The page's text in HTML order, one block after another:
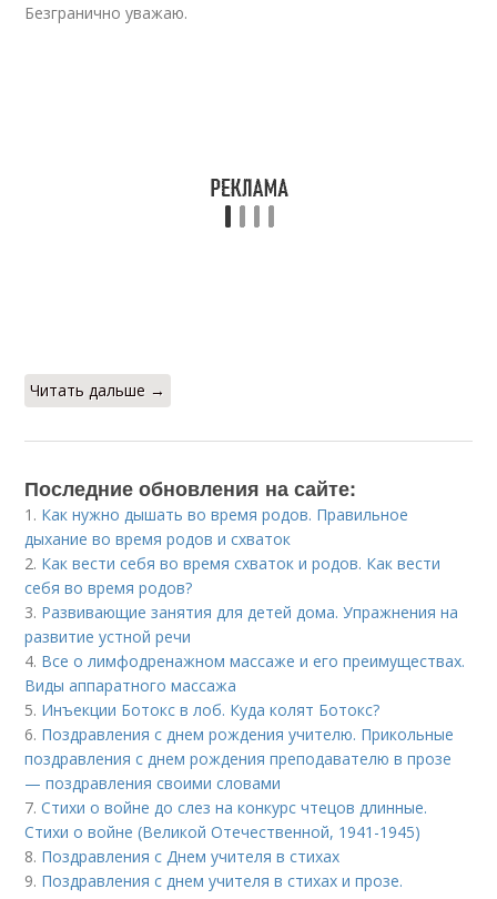
Безгранично уважаю.
Читать дальше →
Последние обновления на сайте:
1. Как нужно дышать во время родов. Правильное
дыхание во время родов и схваток
2. Как вести себя во время схваток и родов. Как вести
себя во время родов?
3. Развивающие занятия для детей дома. Упражнения на
развитие устной речи
4. Все о лимфодренажном массаже и его преимуществах.
Виды аппаратного массажа
5. Инъекции Ботокс в лоб. Куда колят Ботокс?
6. Поздравления с днем рождения учителю. Прикольные
поздравления с днем рождения преподавателю в прозе
— поздравления своими словами
7.Стихи о войне до слез на конкурс чтецов длинные.
Стихи о войне (Великой Отечественной, 1941-1945)
8. Поздравления с Днем учителя в стихах
9. Поздравления с днем учителя в стихах и прозе.